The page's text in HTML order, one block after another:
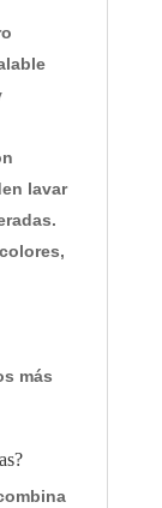
lavar
más